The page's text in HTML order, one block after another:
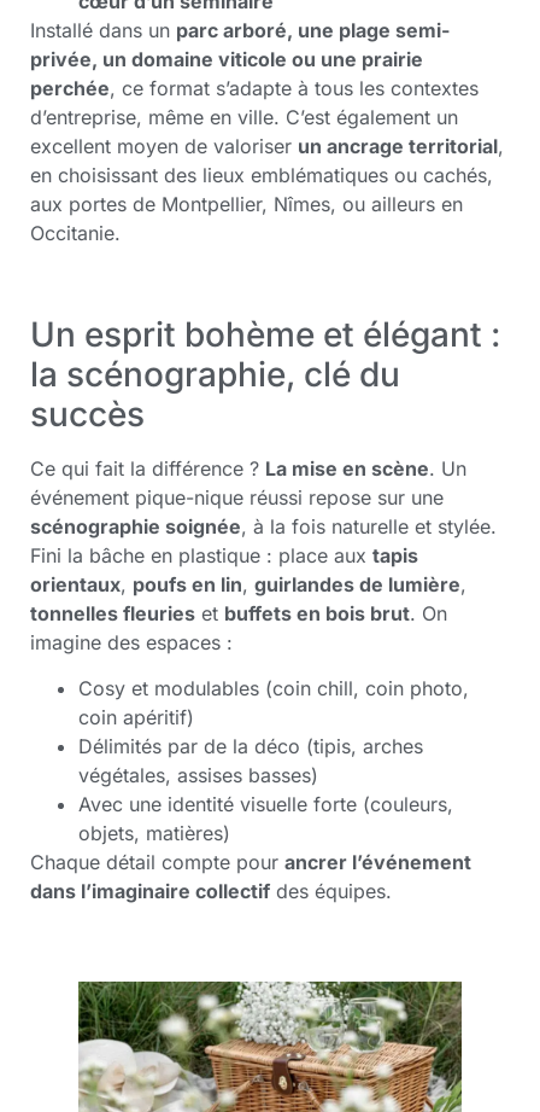
Installé dans un parc arboré, une plage semi-
privée, un domaine viticole ou une prairie
perchée, ce format s’adapte à tous les contextes
d’entreprise, même en ville. C’est également un
excellent moyen de valoriser un ancrage territorial,
en choisissant des lieux emblématiques ou cachés,
aux portes de Montpellier, Nîmes, ou ailleurs en
Occitanie.
Un esprit bohème et élégant :
la scénographie, clé du
succès
Ce qui fait la différence ? La mise en scène. Un
événement pique-nique réussi repose sur une
scénographie soignée, à la fois naturelle et stylée.
Fini la bâche en plastique : place aux tapis
orientaux, poufs en lin, guirlandes de lumière,
tonnelles fleuries et buffets en bois brut. On
imagine des espaces :
Cosy et modulables (coin chill, coin photo,
coin apéritif)
Délimités par de la déco (tipis, arches
végétales, assises basses)
Avec une identité visuelle forte (couleurs,
objets, matières)
Chaque détail compte pour ancrer l’événement
dans l’imaginaire collectif des équipes.